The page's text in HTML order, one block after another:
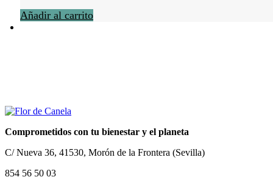
Añadir al carrito
Comprometidos con tu bienestar y el planeta
C/ Nueva 36, 41530, Morón de la Frontera (Sevilla)
854 56 50 03